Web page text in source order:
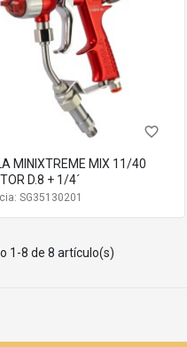
favorite_border
MINIXTREME MIX 11/40
D.8 + 1/4´
SG35130201
1-8 de 8 artículo(s)